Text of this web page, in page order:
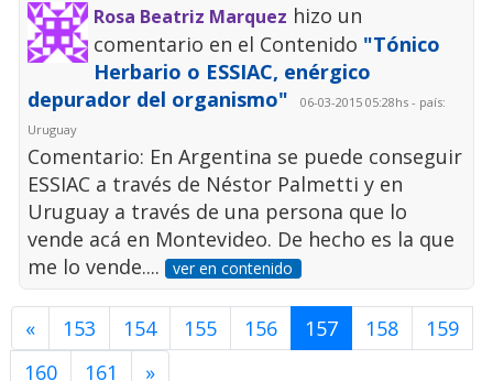
Rosa Beatriz Marquez hizo un
comentario en el Contenido "Tónico
Herbario o ESSIAC, enérgico
depurador del organismo"
06-03-2015 05:28hs - país:
Uruguay
Comentario: En Argentina se puede conseguir
ESSIAC a través de Néstor Palmetti y en
Uruguay a través de una persona que lo
vende acá en Montevideo. De hecho es la que
me lo vende....
ver en contenido
« 153 154 155 156 157 158
159
160
161 »